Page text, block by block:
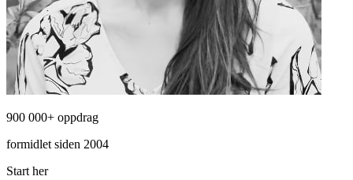
900 000+ oppdrag
formidlet siden 2004
Start her